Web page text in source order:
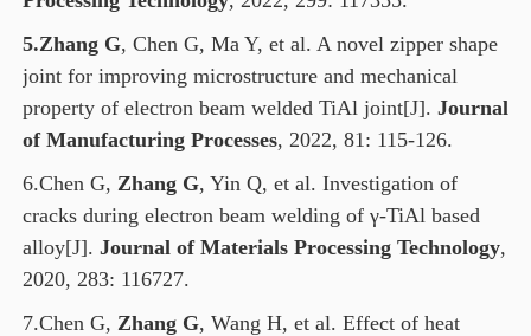
5.Zhang G, Chen G, Ma Y, et al. A novel zipper shape
joint for improving microstructure and mechanical
property of electron beam welded TiAl joint[J]. Journal
of Manufacturing Processes, 2022, 81: 115-126.
6.Chen G, Zhang G, Yin Q, et al. Investigation of
cracks during electron beam welding of γ-TiAl based
alloy[J]. Journal of Materials Processing Technology,
2020, 283: 116727.
7.Chen G, Zhang G, Wang H, et al. Effect of heat